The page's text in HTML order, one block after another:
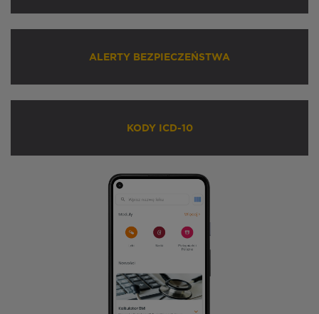
ALERTY BEZPIECZEŃSTWA
KODY ICD-10